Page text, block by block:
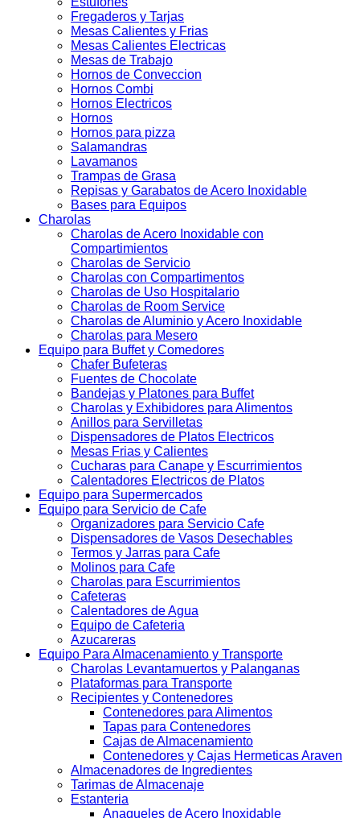
Fregaderos y Tarjas
Mesas Calientes y Frias
Mesas Calientes Electricas
Mesas de Trabajo
Hornos de Conveccion
Hornos Combi
Hornos Electricos
Hornos
Hornos para pizza
Salamandras
Lavamanos
Trampas de Grasa
Repisas y Garabatos de Acero Inoxidable
Bases para Equipos
Charolas
Charolas de Acero Inoxidable con
Compartimientos
Charolas de Servicio
Charolas con Compartimentos
Charolas de Uso Hospitalario
Charolas de Room Service
Charolas de Aluminio y Acero Inoxidable
Charolas para Mesero
Equipo para Buffet y Comedores
Chafer Bufeteras
Fuentes de Chocolate
Bandejas y Platones para Buffet
Charolas y Exhibidores para Alimentos
Anillos para Servilletas
Dispensadores de Platos Electricos
Mesas Frias y Calientes
Cucharas para Canape y Escurrimientos
Calentadores Electricos de Platos
Equipo para Supermercados
Equipo para Servicio de Cafe
Organizadores para Servicio Cafe
Dispensadores de Vasos Desechables
Termos y Jarras para Cafe
Molinos para Cafe
Charolas para Escurrimientos
Cafeteras
Calentadores de Agua
Equipo de Cafeteria
Azucareras
Equipo Para Almacenamiento y Transporte
Charolas Levantamuertos y Palanganas
Plataformas para Transporte
Recipientes y Contenedores
Contenedores para Alimentos
Tapas para Contenedores
Cajas de Almacenamiento
Contenedores y Cajas Hermeticas Araven
Almacenadores de Ingredientes
Tarimas de Almacenaje
Estanteria
Anaqueles de Acero Inoxidable